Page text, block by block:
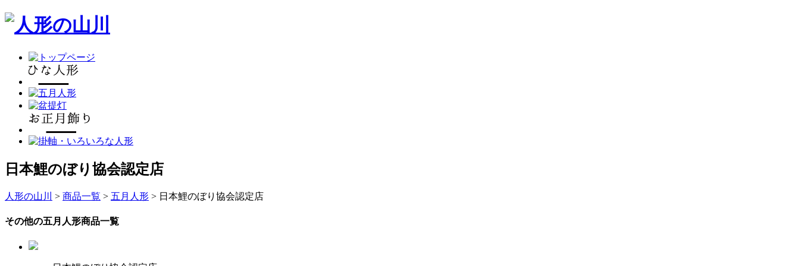
日本鯉のぼり協会認定店
人形の山川 > 商品一覧 > 五月人形 > 日本鯉のぼり協会認定店
その他の五月人形商品一覧